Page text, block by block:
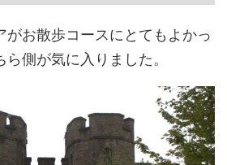
がお散歩コースにとてもよかっ
側が気に入りました。